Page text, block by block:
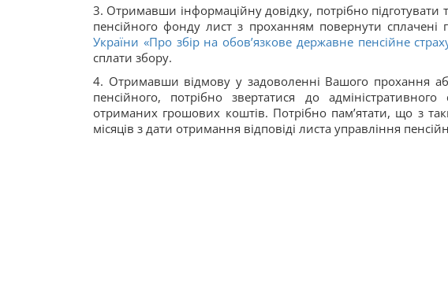
3. Отримавши інформаційну довідку, потрібно підготувати
пенсійного фонду лист з проханням повернути
України «Про збір на обов’язкове державне пенсійне
сплати збору.
4. Отримавши відмову у задоволенні Вашого прохання або
пенсійного, потрібно звертатися до
отриманих грошових коштів. Потрібно пам’ятати, що з
місяців з дати отримання відповіді листа управління